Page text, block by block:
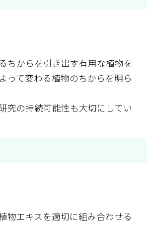
ちからを引き出す有用な植物を
って変わる植物のちからを明ら
究の持続可能性も大切にしてい
物エキスを適切に組み合わせる